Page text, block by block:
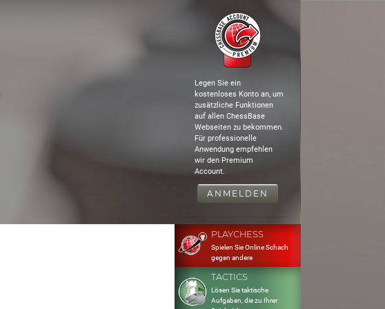
Legen Sie ein
kostenloses Konto an, um
zusätzliche Funktionen
auf allen ChessBase
Webseiten zu bekommen.
Für professionelle
Anwendung empfehlen
wir den Premium
Account.
ANMELDEN
PLAYCHESS
Spielen Sie Online Schach
gegen andere
TACTICS
Lösen Sie taktische
Aufgaben, die zu Ihrer